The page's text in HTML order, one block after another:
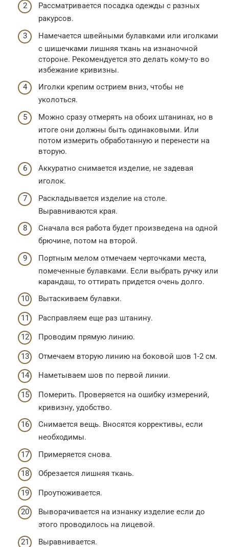
Рассматривается посадка одежды с разных
ракурсов.
Намечается швейными булавками или иголками
с шишечками лишняя ткань на изнаночной
стороне. Рекомендуется это делать кому-то во
избежание кривизны.
Иголки крепим острием вниз, чтобы не
уколоться.
Можно сразу отмерять на обоих штанинах, но в
итоге они должны быть одинаковыми. Или
потом измерить обработанную и перенести на
вторую.
Аккуратно снимается изделие, не задевая
иголок.
Раскладывается изделие на столе.
Выравниваются края.
Сначала вся работа будет произведена на одной
брючине, потом на второй.
Портным мелом отмечаем черточками места,
помеченные булавками. Если выбрать ручку или
карандаш, то оттирать придется очень долго.
Вытаскиваем булавки.
Расправляем еще раз штанину.
Проводим прямую линию.
Отмечаем вторую линию на боковой шов 1-2 см.
Наметываем шов по первой линии.
Померить. Проверяется на ошибку измерений,
кривизну, удобство.
Снимается вещь. Вносятся коррективы, если
необходимы.
Примеряется снова.
Обрезается лишняя ткань.
Проутюживается.
Выворачивается на изнанку изделие если до
этого проводилось на лицевой.
Выравнивается.